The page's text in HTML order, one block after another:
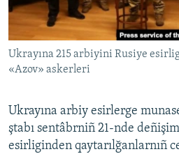
Українською
QOŞULIÑIZ!
RFE/RS bütün saytları
Ukrayına 215 arbiyini Rusiye
«Azov» askerleri
Ukrayına arbiy esirlerge
ştabı sentâbrniñ 21-nde
esirliginden qaytarılğanlarnıñ